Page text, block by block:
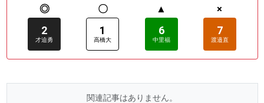
◎
2
才迫勇
〇
1
高橋大
▲
6
中里福
×
7
渡邉直
関連記事はありません。